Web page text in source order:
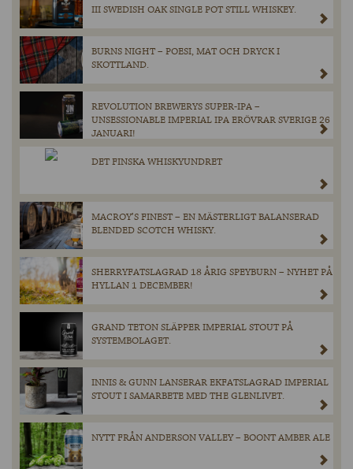
III SWEDISH OAK SINGLE POT STILL WHISKEY.
BURNS NIGHT – POESI, MAT OCH DRYCK I
SKOTTLAND.
REVOLUTION BREWERYS SUPER-IPA –
UNSESSIONABLE IMPERIAL IPA ERÖVRAR SVERIGE 26
JANUARI!
DET FINSKA WHISKYUNDRET
MACROY’S FINEST – EN MÄSTERLIGT BALANSERAD
BLENDED SCOTCH WHISKY.
SHERRYFATSLAGRAD 18 ÅRIG SPEYBURN – NYHET PÅ
HYLLAN 1 DECEMBER!
GRAND TETON SLÄPPER IMPERIAL STOUT PÅ
SYSTEMBOLAGET.
INNIS & GUNN LANSERAR EKFATSLAGRAD IMPERIAL
STOUT I SAMARBETE MED THE GLENLIVET.
NYTT FRÅN ANDERSON VALLEY – BOONT AMBER ALE